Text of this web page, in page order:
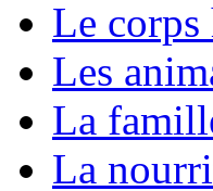
Le corps
Les
La
La